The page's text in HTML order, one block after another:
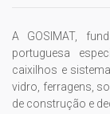
A GOSIMAT,
portuguesa
caixilhos e
vidro, ferragens,
de construção e